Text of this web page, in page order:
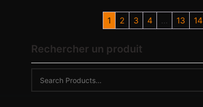
1 2 3 4 … 13 14
Rechercher un produit